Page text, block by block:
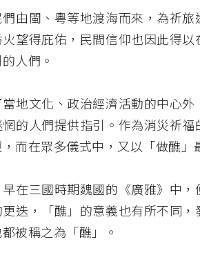
由閩、粵等地渡海而來，為祈
望得庇佑，民間信仰也因此得
人們。
地文化、政治經濟活動的中心
的人們提供指引。作為消災祈
而在眾多儀式中，又以「做醮」
早在三國時期魏國的《廣雅》中
迭，「醮」的意義也有所不同
被稱之為「醮」。